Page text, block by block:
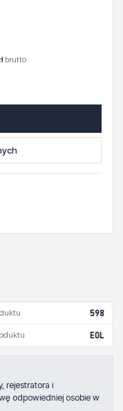
598
EOL
rejestratora i
odpowiedniej osobie w
brutto